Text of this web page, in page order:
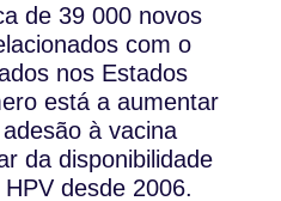
de 39 000 novos
com o
nos Estados
está a aumentar
à vacina
da disponibilidade
desde 2006.